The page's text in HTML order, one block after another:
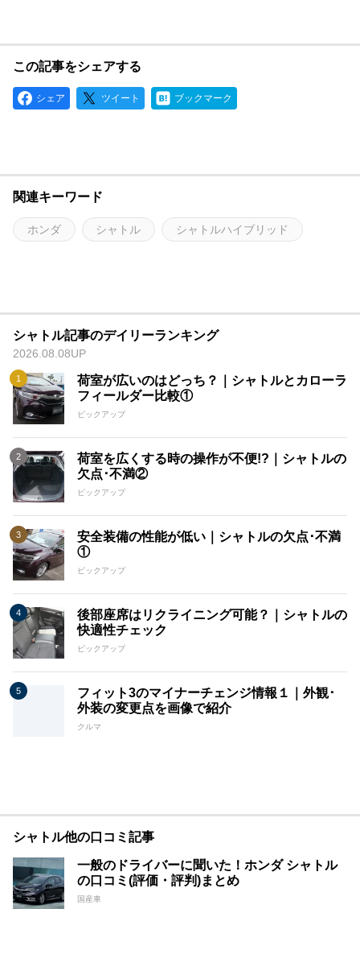
この記事をシェアする
シェア ツイート ブックマーク
関連キーワード
ホンダ シャトル シャトルハイブリッド
シャトル記事のデイリーランキング
2026.08.08UP
荷室が広いのはどっち？｜シャトルとカローラ
フィールダー比較①
ピックアップ
荷室を広くする時の操作が不便!?｜シャトルの
欠点･不満②
ピックアップ
安全装備の性能が低い｜シャトルの欠点･不満
①
ピックアップ
後部座席はリクライニング可能？｜シャトルの
快適性チェック
ピックアップ
フィット3のマイナーチェンジ情報１｜外観･
外装の変更点を画像で紹介
クルマ
シャトル他の口コミ記事
一般のドライバーに聞いた！ホンダ シャトル
の口コミ(評価・評判)まとめ
国産車